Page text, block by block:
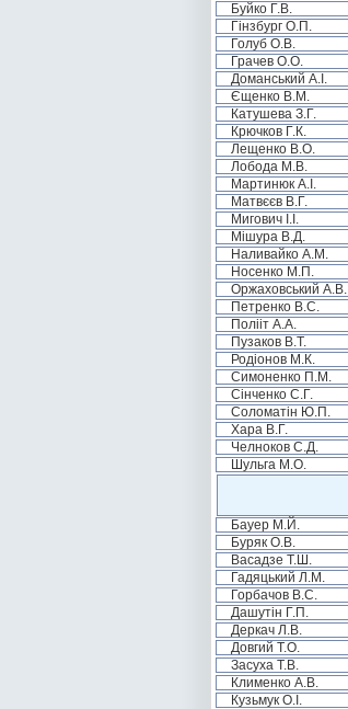
Буйко Г.В.
Гінзбург О.П.
Голуб О.В.
Грачев О.О.
Доманський А.І.
Єщенко В.М.
Катушева З.Г.
Крючков Г.К.
Лещенко В.О.
Лобода М.В.
Мартинюк А.І.
Матвєєв В.Г.
Мигович І.І.
Мішура В.Д.
Наливайко А.М.
Носенко М.П.
Оржаховський А.В.
Петренко В.С.
Полііт А.А.
Пузаков В.Т.
Родіонов М.К.
Симоненко П.М.
Сінченко С.Г.
Соломатін Ю.П.
Хара В.Г.
Челноков С.Д.
Шульга М.О.
Бауер М.Й.
Буряк О.В.
Васадзе Т.Ш.
Гадяцький Л.М.
Горбачов В.С.
Дашутін Г.П.
Деркач Л.В.
Довгий Т.О.
Засуха Т.В.
Клименко А.В.
Кузьмук О.І.